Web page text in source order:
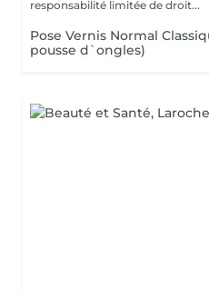
responsabilité limitée de droit...
Pose Vernis Normal
pousse d`ongles)